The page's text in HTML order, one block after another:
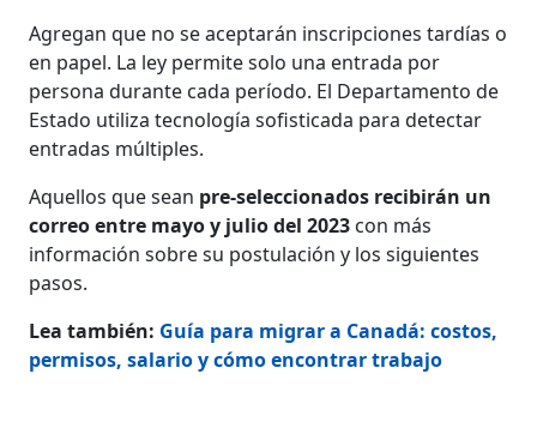
Agregan que no se aceptarán inscripciones tardías o
en papel. La ley permite solo una entrada por
persona durante cada período. El Departamento de
Estado utiliza tecnología sofisticada para detectar
entradas múltiples.
Aquellos que sean pre-seleccionados recibirán un
correo entre mayo y julio del 2023 con más
información sobre su postulación y los siguientes
pasos.
Lea también: Guía para migrar a Canadá: costos,
permisos, salario y cómo encontrar trabajo